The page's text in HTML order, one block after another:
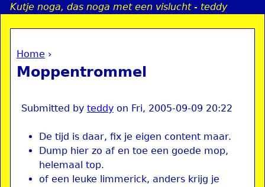
Jump to navigation
Kutje noga, das noga met een vislucht - teddy
You are here
Home ›
Moppentrommel
Submitted by teddy on Fri, 2005-09-09 20:22
De tijd is daar, fix je eigen content maar.
Dump hier zo af en toe een goede mop,
helemaal top.
of een leuke limmerick, anders krijg je